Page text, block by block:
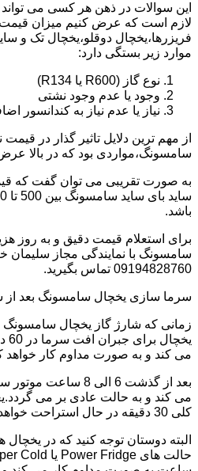
این سوالات در ذهن هر کسی می
لازم است که عرض کنیم میزان
فریزرها،یخچال دوقلو،یخچال تک و
موارد زیر بستگی دارد:
نوع گاز (R600 یا R134)
وجود یا عدم وجود نشتی
نیاز یا عدم نیاز به کندانسور
از مهم ترین دلایل تاثیر گذار در
سامسونگ،مواردی بود که در بالا
به صورت تقریبی می توان گفت که
باشد.
برای استعلام قیمت دقیق و به روز
سامسونگ با نمایندگی مجاز سلیمان
09194828760 تماس بگیرید.
سرما سازی یخچال سامسونگ بعد از
زمانی که شارژ گاز یخچال سامسونگ
می کند و به صورت مداوم کار خواهد
بعد از گذشت 6 الی 8
کلی 30 دقیقه در حال استراحت خواهد بود.
البته دوستان توجه کنید که در